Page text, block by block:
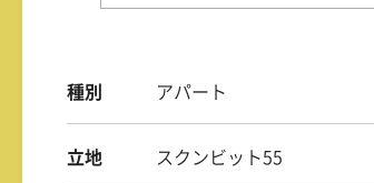
種別 アパート
立地 スクンビット55